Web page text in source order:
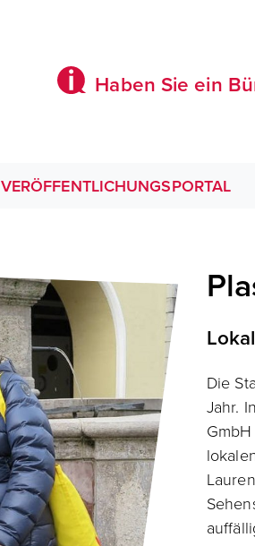
Haben Sie ein
VERÖFFENTLICHUNGSPORTAL
Die
Jahr.